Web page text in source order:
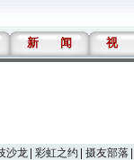
新 闻 视
沙龙 彩虹之约 摄友部落